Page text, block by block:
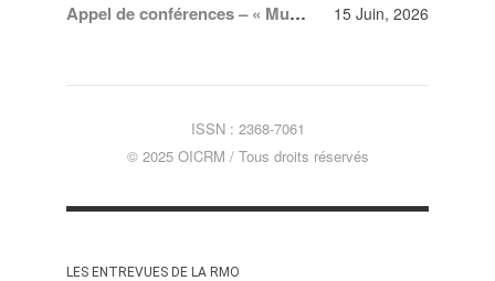
Appel de conférences – « Musique, invisibilités, vulnérabilités et participation politique » – 30 juin 2026 15 Juin, 2026
ISSN : 2368-7061
© 2025 OICRM / Tous droits réservés
LES ENTREVUES DE LA RMO